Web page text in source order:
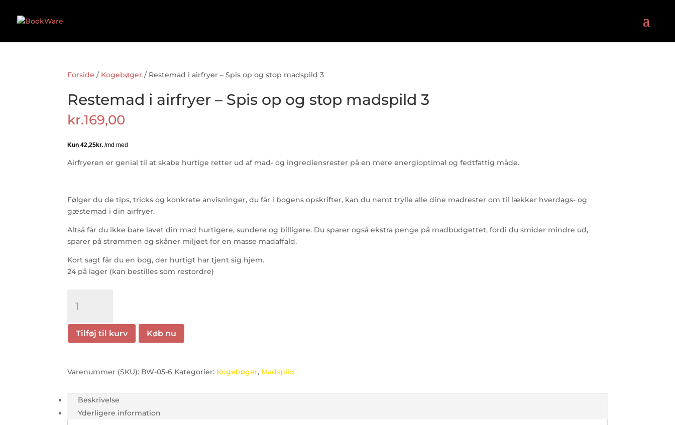
Forside / Kogebøger / Restemad i airfryer – Spis op og stop madspild 3
Restemad i airfryer – Spis op og stop madspild 3
kr.169,00
Airfryeren er genial til at skabe hurtige retter ud af mad- og ingrediensrester på en mere energioptimal og fedtfattig måde.
Følger du de tips, tricks og konkrete anvisninger, du får i bogens opskrifter, kan du nemt trylle alle dine madrester om til lækker hverdags- og
gæstemad i din airfryer.
Altså får du ikke bare lavet din mad hurtigere, sundere og billigere. Du sparer også ekstra penge på madbudgettet, fordi du smider mindre ud,
sparer på strømmen og skåner miljøet for en masse mad­affald.
Kort sagt får du en bog, der hurtigt har tjent sig hjem.
24 på lager (kan bestilles som restordre)
Spis
og
stop
antal
Tilføj til kurv Køb nu
Varenummer (SKU): BW-05-6 Kategorier: Kogebøger, Madspild
Beskrivelse
Yderligere information